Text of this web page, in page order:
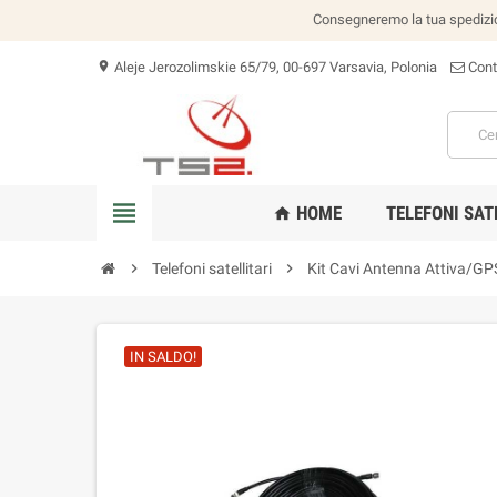
Consegneremo la tua
location_on Aleje Jerozolimskie 65/79, 00-697 Varsavia, Polonia
view_headline home HOME TELEFONI
chevron_right Telefoni satellitari chevron_right Kit Cavi Antenna Attiva/
IN SALDO!